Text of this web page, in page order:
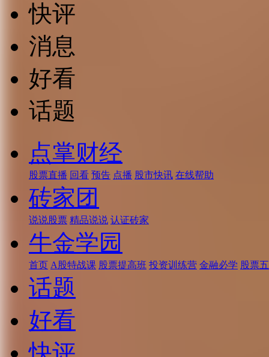
快评
消息
好看
话题
点掌财经
股票直播 回看 预告 点播 股市快讯 在线帮助
砖家团
说说股票 精品说说 认证砖家
牛金学园
首页 A股特战课 股票提高班 投资训练营 金融必学 股票
话题
好看